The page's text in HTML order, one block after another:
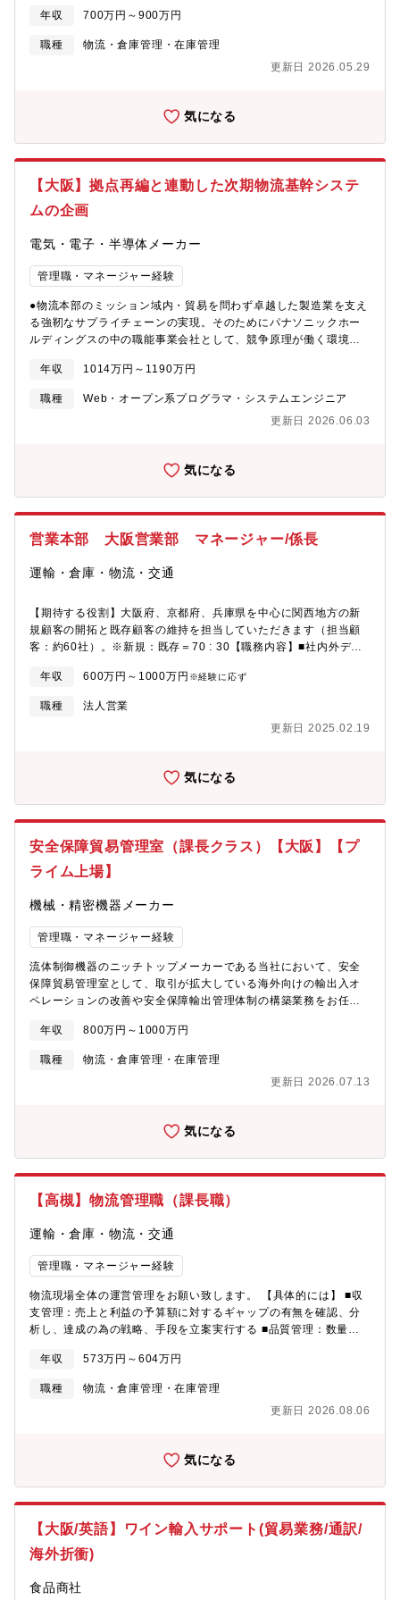
業務の請負い、その他物流全般に関するサービスのお客様への提
案、提供する営業活動が中心で、既存顧客への物流コンサルタン
ト的な役割も果たしています。 ■業務に慣れていただいた6か月～
１年後に海外転勤可能な方を求めています。 最終的には、海外現
場合もご相談可能です。【組織構成】国際部25名（東京7名、大阪
を検討しているため）【海外駐在候補地】タイ、インドネシア、
く、ライバル企業が少ないことが特徴です（貨物分類が別れてお
り業界内で棲み分けができております）。また食品をメインに取
商材ですので腰を据えて長く働くことが出来ます。
年収 700万円～900万円
職種
物流・倉庫管理・在庫管理
更新日 2026.05.29
気になる
【大阪】拠点再編と連動した次期物流基幹システ
ムの企画
電気・電子・半導体メーカー
管理職・マネージャー経験
●物流本部のミッション域内・貿易を問わず卓越した製造業を支え
る強靭なサプライチェーンの実現。そのためにパナソニックホー
ルディングスの中の職能事業会社として、競争原理が働く環境の
レーションを提供し、グループ内でのカバー率を上昇させるとと
もに、これまで着手できていなかった領域のロジスティクスにチ
ャレンジすることで、そのグループ共通基盤をさらに強力な基盤
に成長させること●DX企画室のミッション①特定事業の商習慣に
②システム環境構築と合わせて、複数拠点のオペレーションを標
ず、貿易システムとの連動をすることで、輸出国から輸入国まで
と●募集背景既存システムに詳しい人材というよりも、世の中での
知見を持つ人材を採用することで、既存システムを新たな視点で
ト層、各職能、各拠点、外部Sierなど多岐にわたる関係者がかか
わるため、特定領域・特定の人間関係に限らず、様々な関係者と
良好な関係を構築し、タスクの進捗を行えるマネジメント力、コ
と役割①関東地域を中心とした在庫移管を伴う拠点再編②現行物
計・導入③拠点・本部メンバーがかかわるプロジェクト自体のプ
ロジェクトマネジメント●具体的な仕事内容①関東地域を中心とし
拠点部隊を巻き込みながらの具体的な商品移管スケジュールの作
となるWMSの業者選定およびビッディング ー WMSおよび
LMS（上位受発注システムとWMSを連携するための中間システ
ム）の要件定義 ー 対象拠点にお消し新システムの導入③拠
点・本部メンバーがかかわるプロジェクト自体のプロジェクトマ
ング・懸案事項の関係者を交えた意思決定及び問題解決 ー 予
算管理●この仕事を通じて得られることパナソニックホールディン
グスは様々な事業が事業会社を束ねるホールディングス会社であ
り、その複数の事業に対してオペレーションを行うプラットフォ
ームを構築するという経験は、単一事業のみを行う事業会社では
なり、荷主に近い立場にいることから、自社の事業・システムに
対してより深く関わりながら理解を深めていくことが可能●職場の
伸ばしながら、それぞれ自分にしかできない付加価値を作ってい
ており、キャリア採用ならではの経験を共有する雰囲気はあり●キ
クイベントを成功に導き、DX企画室をリードする将来の室長・課
に、物流拠点、物流本部他部門（例：エンジニアリング室）など
ことは可能
年収 1014万円～1190万円
職種
Web・オープン系プログラマ・システムエンジニア
更新日 2026.06.03
気になる
営業本部 大阪営業部 マネージャー/係長
運輸・倉庫・物流・交通
【期待する役割】大阪府、京都府、兵庫県を中心に関西地方の新
規顧客の開拓と既存顧客の維持を担当していただきます（担当顧
客：約60社）。※新規：既存＝70 : 30【職務内容】■社内外デー
見込顧客、既存顧客との関係構築■顧客が抱える課題のヒアリン
グ、及びその課題解決に向けたソリューション提案活動■目標達成
に向けた販売活動全般■当社海外拠点との情報共有、案件獲得に向
けた販売計画の立案■社内各種プロジェクトへの参画■自身の販売
のグローバルネットワーク、独自サービス（グリーンソリューシ
渡る為、色々な業界のかたとの接点を持つことができます■自らの
ターマインドを持たれる方にはやりがいを感じていただけます。
【組織構成】部署は部長（50代男性）以下、部員6名（20代～50
で構成されています。
年収 600万円～1000万円 ※経験に応ず
職種
法人営業
更新日 2025.02.19
気になる
安全保障貿易管理室（課長クラス）【大阪】【プ
ライム上場】
機械・精密機器メーカー
管理職・マネージャー経験
流体制御機器のニッチトップメーカーである当社において、安全
保障貿易管理室として、取引が拡大している海外向けの輸出入オ
ペレーションの改善や安全保障輸出管理体制の構築業務をお任せ
ョンとして、まずはプロジェクトを推進■外為法と米国法規制の求
める、安全保障貿易管理の各種社内業務（各種審査、教育、内部
監査、規程類の維持・改善、指導等）■輸出管理規制当局（経済産
業省や米国BIS）やCISTEC等関係団体との折衝■輸出管理に関わ
保障貿易管理の徹底が必要です。マネジメント職で入社いただ
保障貿易管理室 管理職1名、担当者2名 計3名
年収 800万円～1000万円
職種
物流・倉庫管理・在庫管理
更新日 2026.07.13
気になる
【高槻】物流管理職（課長職）
運輸・倉庫・物流・交通
管理職・マネージャー経験
物流現場全体の運営管理をお願い致します。 【具体的には】 ■収
支管理：売上と利益の予算額に対するギャップの有無を確認、分
析し、達成の為の戦略、手段を立案実行する ■品質管理：数量違
よるミス、作業環境、仕組みなどの観点で）再発防止または未然
予防策を立案し、作業者への指導教育を行なう ■生産性管理：1時
間当たりの処理量に対して目標設定し、日々実績管理を行いま
す。作業者に対して指導教育頂く事及び歩行ロス削減の為のレイ
顧客対応：顧客からの依頼、要望に対する対応窓口として担当頂
通勤可（駐車場の空き状況による）【募集背景】今後の事業拡大
働環境 （３）福利厚生充実（１）大手精密機器の物流関係を扱
っている企業ですので業績は安定しております。（２）電子部品
く、また殆どのドライバーが昼間の運行である為、運送業であり
年収 573万円～604万円
職種
物流・倉庫管理・在庫管理
更新日 2026.08.06
気になる
【大阪/英語】ワイン輸入サポート(貿易業務/通訳/
海外折衝)
食品商社